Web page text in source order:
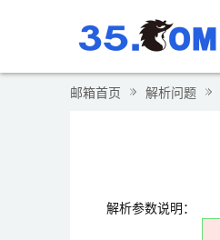
邮箱首页 解析问题
解析参数说明：